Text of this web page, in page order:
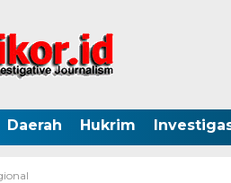
Daerah Hukrim